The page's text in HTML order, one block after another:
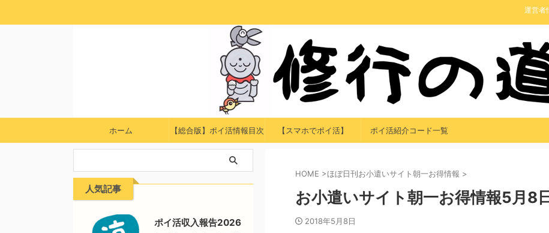
運営者
ホーム 【総合版】ポイ活情報目次 【スマホでポイ活】 ポイ活紹介コード一覧
HOME >ほぼ日刊お小遣いサイト朝一お得情報 >
お小遣いサイト朝一お得情報5月8
2018年5月8日
人気記事
ポイ活収入報告2026